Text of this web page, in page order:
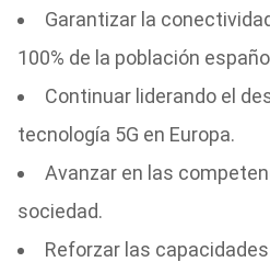
Garantizar la
100% de la población
Continuar liderando el
tecnología 5G en Europa.
Avanzar en las
sociedad.
Reforzar las